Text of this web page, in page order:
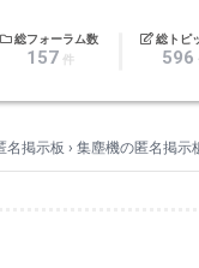
総フォーラム数
157 件
総トピ
596
名掲示板 › 集塵機の匿名掲示